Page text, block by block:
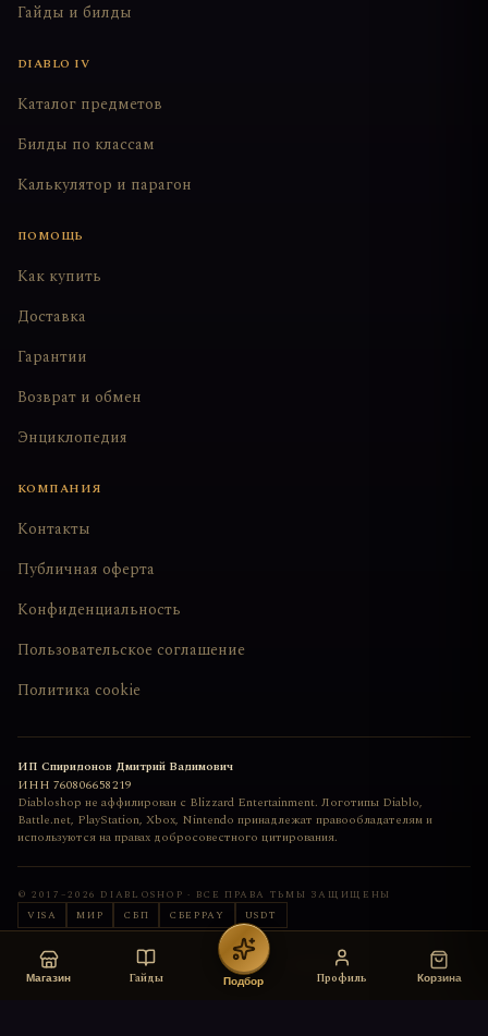
Гайды и билды
DIABLO IV
Каталог предметов
Билды по классам
Калькулятор и парагон
ПОМОЩЬ
Как купить
Доставка
Гарантии
Возврат и обмен
Энциклопедия
КОМПАНИЯ
Контакты
Публичная оферта
Конфиденциальность
Пользовательское соглашение
Политика cookie
ИП Спиридонов Дмитрий Вадимович
ИНН 760806658219
Diabloshop не аффилирован с Blizzard Entertainment. Логотипы Diablo,
Battle.net, PlayStation, Xbox, Nintendo принадлежат правообладателям и
используются на правах добросовестного цитирования.
© 2017–2026 DIABLOSHOP · ВСЕ ПРАВА ТЬМЫ ЗАЩИЩЕНЫ
VISA
МИР СБП СБЕРPAY USDT
Сайт сделан с любовью deemkend
Магазин Гайды Подбор Профиль Корзина